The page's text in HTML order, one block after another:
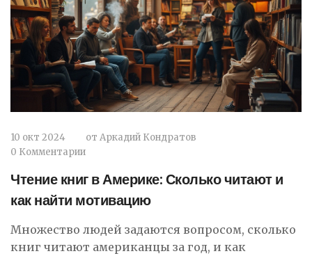
10 окт 2024 от Аркадий Кондратов
0 Комментарии
Чтение книг в Америке: Сколько читают и
как найти мотивацию
Множество людей задаются вопросом, сколько
книг читают американцы за год, и как